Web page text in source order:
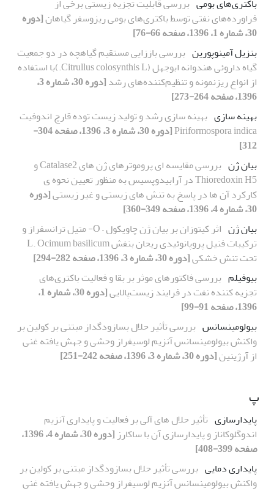
فراورده‌های نفتی توسط باکتری‌های بومی ریزوسفر گیاهان[دوره
30، شماره 1، 1396، صفحه 66-76]
بنزیل آمینوپورین بررسی باززایی مستقیم گیاهچه در دو جمعیت
گیاه داروئی هندوانه ابوجهل (Citrullus colosynthis L.)با استفاده
از انواع ریزنمونه و تنظیم‌کننده‌های رشد
[دوره 30، شماره 3،
1396، صفحه 264-273]
بهینه سازی بهینه سازی رشد و تولید زیست توده قارچ اندوفیت
Piriformospora indica
[دوره 30، شماره 3، 1396، صفحه 304-
312]
بیان ژن
بررسی مقایسه ای پروموترهای ژن های Catalase2 و
Thioredoxin H5 در آرابیدوپسیس به منظور تعیین نحوه ی
کارکرد آن ها در پاسخ به تنش های زیستی و غیر زیستی[دوره
30، شماره 4، 1396، صفحه 349-360]
بیان ژن
اثر کیتوزان بر بیان ژن چاویکول – O- متیل ترانسفراز و
ترکیبات فنیل پروپانوئیدی ریحان بنفش L. Ocimum basilicum
تحت تنش خشکی[دوره 30، شماره 3، 1396، صفحه 282-294]
بیوفیلم بررسی فاکتورهای موثر بر بقا و فعالیت باکتری‌های
تجزیه کننده نفت در فرایند زیست‌پالایی
[دوره 30، شماره 1،
1396، صفحه 91-99]
بیولومینسانس بررسی تأثیر حلال بسازودگداز مبتنی بر کولین بر
واکنش بیولومینسانس آنزیم لوسیفراز وحشی و جهش یافته غنی
از آرژینین[دوره 30، شماره 3، 1396، صفحه 242-251]
پ
پایدارسازی تأثیر حلال های آلی بر فعالیت و پایداری آنزیم
اندوگلوکاناز و پایدارسازی آن با ساکارز
[دوره 30، شماره 4، 1396،
صفحه 399-408]
پایداری دمایی بررسی تأثیر حلال بسازودگداز مبتنی بر کولین بر
واکنش بیولومینسانس آنزیم لوسیفراز وحشی و جهش یافته غنی